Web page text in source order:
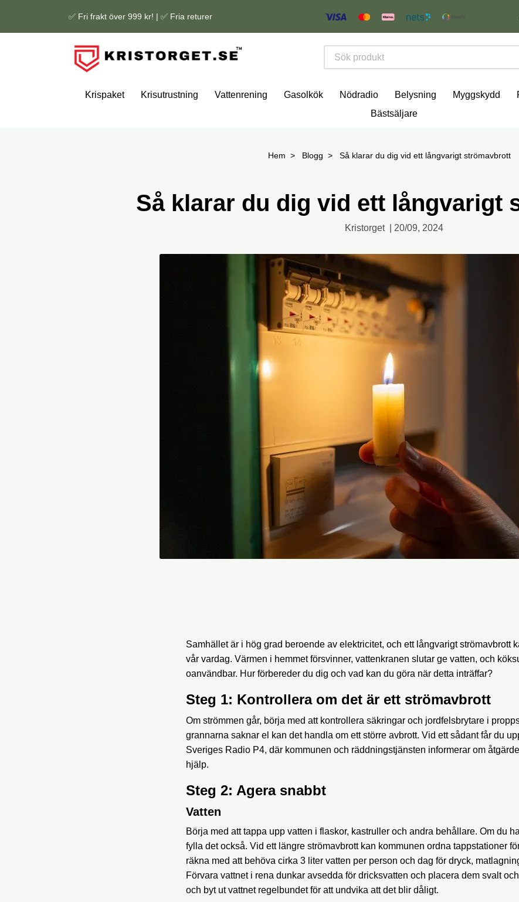
✅ Fri frakt över 999 kr! | ✅ Fria returer
Krispaket Krisutrustning Vattenrening Gasolkök Nödradio Belysning Myggskydd
Bästsäljare
Hem Blogg Så klarar du dig vid ett långvarigt strömavbrott
Så klarar du dig vid ett långvarigt
Kristorget 20/09, 2024
Samhället är i hög grad beroende av elektricitet, och ett långvarigt strömavbrott
vår vardag. Värmen i hemmet försvinner, vattenkranen slutar ge vatten, och
oanvändbar. Hur förbereder du dig och vad kan du göra när detta inträffar?
Steg 1: Kontrollera om det är ett strömavbrott
Om strömmen går, börja med att kontrollera säkringar och jordfelsbrytare i
grannarna saknar el kan det handla om ett större avbrott. Vid ett sådant får du
Sveriges Radio P4, där kommunen och räddningstjänsten informerar om
hjälp.
Steg 2: Agera snabbt
Vatten
Börja med att tappa upp vatten i flaskor, kastruller och andra behållare. Om du
fylla det också. Vid ett längre strömavbrott kan kommunen ordna tappstationer
räkna med att behöva cirka 3 liter vatten per person och dag för dryck,
Förvara vattnet i rena dunkar avsedda för dricksvatten och placera dem svalt
och byt ut vattnet regelbundet för att undvika att det blir dåligt.